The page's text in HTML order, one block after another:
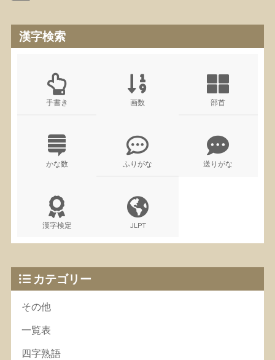
漢字検索
手書き 画数 部首
かな数 ふりがな 送りがな
漢字検定 JLPT
カテゴリー
その他
一覧表
四字熟語